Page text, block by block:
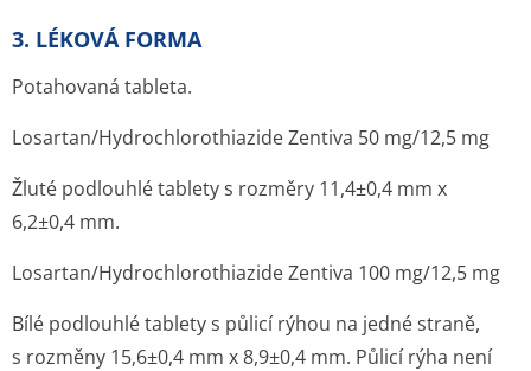
3. LÉKOVÁ FORMA
Potahovaná tableta.
Losartan/Hydrochlo­rothiazide Zentiva 50 mg/12,5 mg
Žluté podlouhlé tablety s rozměry 11,4±0,4 mm x
6,2±0,4 mm.
Losartan/Hydrochlo­rothiazide Zentiva 100 mg/12,5 mg
Bílé podlouhlé tablety s půlicí rýhou na jedné straně,
s rozměny 15,6±0,4 mm x 8,9±0,4 mm. Půlicí rýha není